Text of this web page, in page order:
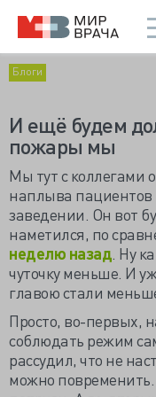
Блоги
И ещё будем
пожары мы
Мы тут с коллегами
наплыва пациентов
заведении. Он вот
наметился, по
неделю назад . Ну
чуточку меньше. И
главою стали
Просто, во-первых,
соблюдать режим
рассудил, что не
можно повременить.